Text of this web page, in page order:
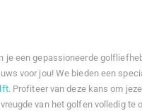
je een gepassioneerde
voor jou! We bieden een
. Profiteer van deze kans om
van het golfen volledig te